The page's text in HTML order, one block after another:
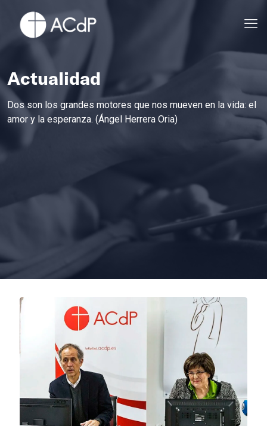
Actualidad
Dos son los grandes motores que nos mueven en la vida: el
amor y la esperanza. (Ángel Herrera Oria)